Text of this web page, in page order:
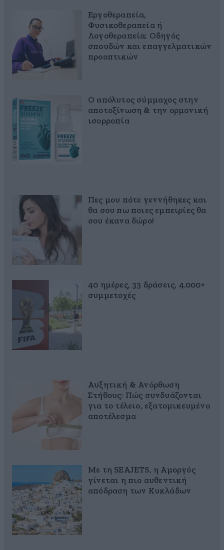
Εργοθεραπεία,
Φυσικοθεραπεία ή
Λογοθεραπεία; Οδηγός
σπουδών και επαγγελματικών
προοπτικών
Ο απόλυτος σύμμαχος στην
αποτοξίνωση & την ορμονική
ισορροπία
Πες μου πότε γεννήθηκες και
θα σου πω ποιες εμπειρίες θα
σου έκανα δώρο!
40 ημέρες, 33 δράσεις, 4.000+
συμμετοχές
Αυξητική & Ανόρθωση
Στήθους: Πώς συνδυάζονται
για το τέλειο, εξατομικευμένο
αποτέλεσμα
Με τη SEAJETS, η Αμοργός
γίνεται η πιο αυθεντική
απόδραση των Κυκλάδων